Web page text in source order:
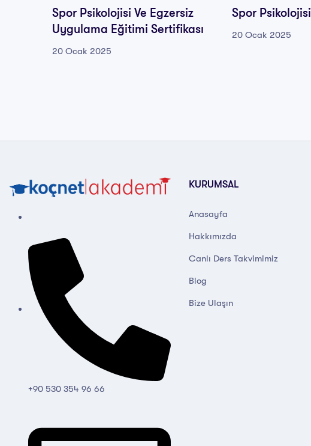
Spor Psikolojisi Ve Egzersiz
Uygulama Eğitimi Sertifikası
20 Ocak 2025
Spor Psikolojisi
20 Ocak 2025
+90 530 354 96 66
KURUMSAL
Anasayfa
Hakkımızda
Canlı Ders Takvimimiz
Blog
Bize Ulaşın